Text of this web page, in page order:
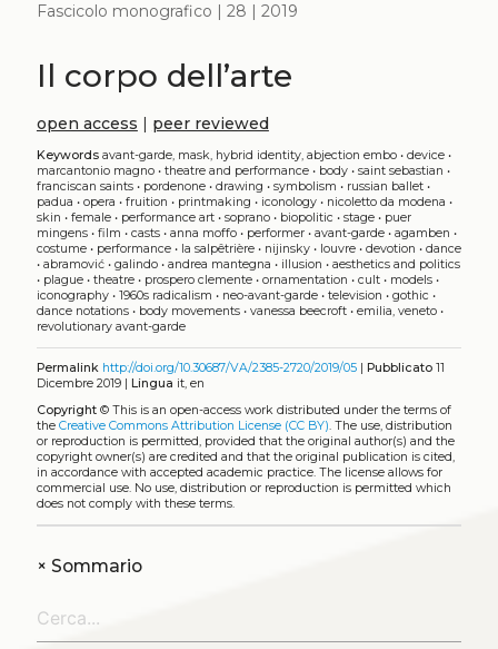
Fascicolo monografico | 28 | 2019
Il corpo dell’arte
open access | peer reviewed
Keywords avant-garde, mask, hybrid identity, abjection embo• device•
marcantonio magno• theatre and performance• body• saint sebastian •
franciscan saints• pordenone• drawing • symbolism • russian ballet•
padua • opera • fruition • printmaking • iconology• nicoletto da modena •
skin • female• performance art• soprano• biopolitic • stage• puer
mingens• film • casts• anna moffo• performer• avant-garde• agamben •
costume• performance• la salpêtrière• nijinsky• louvre• devotion • dance
• abramović• galindo• andrea mantegna • illusion • aesthetics and politics
• plague• theatre• prospero clemente• ornamentation • cult• models•
iconography• 1960s radicalism • neo-avant-garde• television • gothic •
dance notations• body movements• vanessa beecroft• emilia, veneto•
revolutionary avant-garde
Permalink http://doi.org/10.30687/VA/2385-2720/2019/05| Pubblicato11
Dicembre 2019 | Lingua it, en
Copyright© This is an open-access work distributed under the terms of
the Creative Commons Attribution License (CC BY). The use, distribution
or reproduction is permitted, provided that the original author(s) and the
copyright owner(s) are credited and that the original publication is cited,
in accordance with accepted academic practice. The license allows for
commercial use. No use, distribution or reproduction is permitted which
does not comply with these terms.
+Sommario